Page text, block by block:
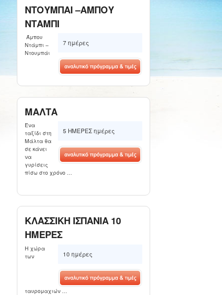
ΝΤΟΥΜΠΑΙ –ΑΜΠΟΥ
ΝΤΑΜΠΙ
7 ημέρες
Άμπου
Ντάμπι –
Ντουμπάι
ΜΑΛΤΑ
5 ΗΜΕΡΕΣ ημέρες
Ένα
ταξίδι στη
Μάλτα θα
σε κάνει
να
γυρίσεις
πίσω στο χρόνο …
ΚΛΑΣΣΙΚΗ ΙΣΠΑΝΙΑ 10
ΗΜΕΡΕΣ
10 ημέρες
Η χώρα
των
ταυρομαχιών …